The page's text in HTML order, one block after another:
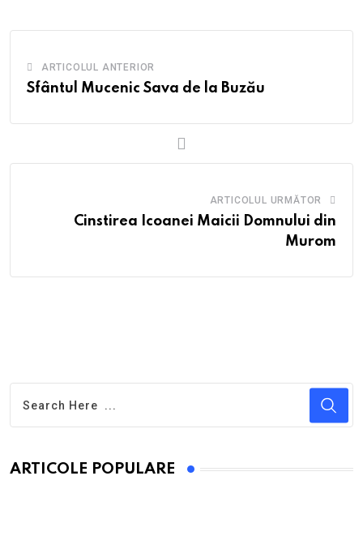
ARTICOLUL ANTERIOR
Sfântul Mucenic Sava de la Buzău
ARTICOLUL URMĂTOR
Cinstirea Icoanei Maicii Domnului din
Murom
ARTICOLE POPULARE